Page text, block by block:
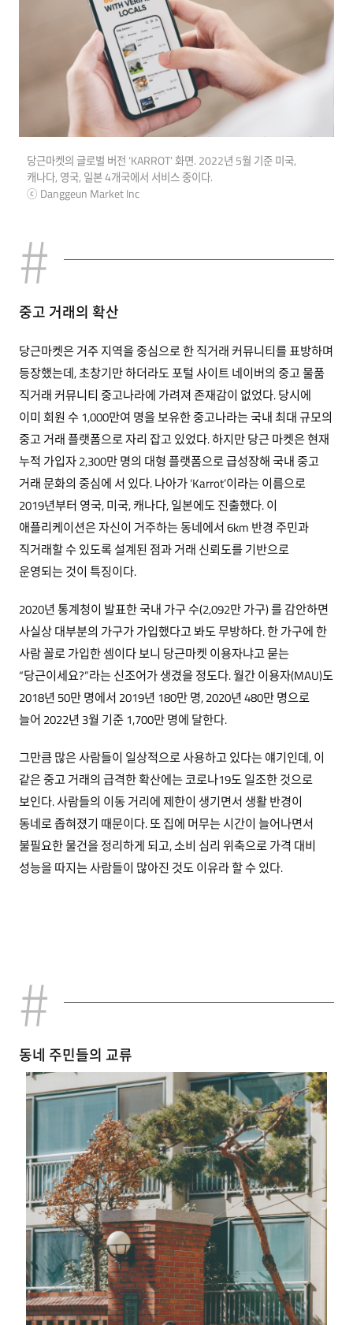
당근마켓의 글로벌 버전 ‘KARROT’ 화면. 2022년 5월 기준 미국,
캐나다, 영국, 일본 4개국에서 서비스 중이다.
ⓒ Danggeun Market Inc
중고 거래의 확산
당근마켓은 거주 지역을 중심으로 한 직거래 커뮤니티를 표방하며
등장했는데, 초창기만 하더라도 포털 사이트 네이버의 중고 물품
직거래 커뮤니티 중고나라에 가려져 존재감이 없었다. 당시에
이미 회원 수 1,000만여 명을 보유한 중고나라는 국내 최대 규모의
중고 거래 플랫폼으로 자리 잡고 있었다. 하지만 당근 마켓은 현재
누적 가입자 2,300만 명의 대형 플랫폼으로 급성장해 국내 중고
거래 문화의 중심에 서 있다. 나아가 ‘Karrot’이라는 이름으로
2019년부터 영국, 미국, 캐나다, 일본에도 진출했다. 이
애플리케이션은 자신이 거주하는 동네에서 6km 반경 주민과
직거래할 수 있도록 설계된 점과 거래 신뢰도를 기반으로
운영되는 것이 특징이다.
2020년 통계청이 발표한 국내 가구 수(2,092만 가구) 를 감안하면
사실상 대부분의 가구가 가입했다고 봐도 무방하다. 한 가구에 한
사람 꼴로 가입한 셈이다 보니 당근마켓 이용자냐고 묻는
“당근이세요?”라는 신조어가 생겼을 정도다. 월간 이용자(MAU)도
2018년 50만 명에서 2019년 180만 명, 2020년 480만 명으로
늘어 2022년 3월 기준 1,700만 명에 달한다.
그만큼 많은 사람들이 일상적으로 사용하고 있다는 얘기인데, 이
같은 중고 거래의 급격한 확산에는 코로나19도 일조한 것으로
보인다. 사람들의 이동 거리에 제한이 생기면서 생활 반경이
동네로 좁혀졌기 때문이다. 또 집에 머무는 시간이 늘어나면서
불필요한 물건을 정리하게 되고, 소비 심리 위축으로 가격 대비
성능을 따지는 사람들이 많아진 것도 이유라 할 수 있다.
동네 주민들의 교류